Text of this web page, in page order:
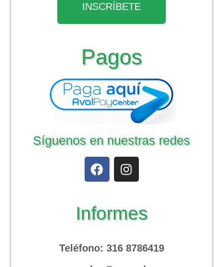
INSCRÍBETE
Pagos
Síguenos en nuestras redes
Informes
Teléfono: 316 8786419